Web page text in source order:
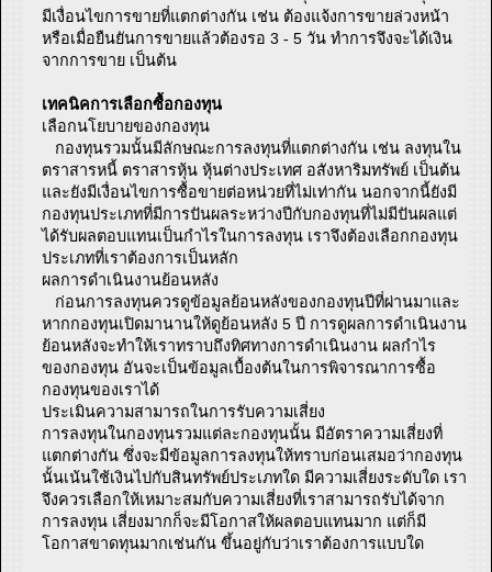
มีเงื่อนไขการขายที่แตกต่างกัน เช่น ต้องแจ้งการขายล่วงหน้า
หรือเมื่อยืนยันการขายแล้วต้องรอ 3 - 5 วัน ทำการจึงจะได้เงิน
จากการขาย เป็นต้น
เทคนิคการเลือกซื้อกองทุน
เลือกนโยบายของกองทุน
กองทุนรวมนั้นมีลักษณะการลงทุนที่แตกต่างกัน เช่น ลงทุนใน
ตราสารหนี้ ตราสารหุ้น หุ้นต่างประเทศ อสังหาริมทรัพย์ เป็นต้น
และยังมีเงื่อนไขการซื้อขายต่อหน่วยที่ไม่เท่ากัน นอกจากนี้ยังมี
กองทุนประเภทที่มีการปันผลระหว่างปีกับกองทุนที่ไม่มีปันผลแต่
ได้รับผลตอบแทนเป็นกำไรในการลงทุน เราจึงต้องเลือกกองทุน
ประเภทที่เราต้องการเป็นหลัก
ผลการดำเนินงานย้อนหลัง
ก่อนการลงทุนควรดูข้อมูลย้อนหลังของกองทุนปีที่ผ่านมาและ
หากกองทุนเปิดมานานให้ดูย้อนหลัง 5 ปี การดูผลการดำเนินงาน
ย้อนหลังจะทำให้เราทราบถึงทิศทางการดำเนินงาน ผลกำไร
ของกองทุน อันจะเป็นข้อมูลเบื้องต้นในการพิจารณาการซื้อ
กองทุนของเราได้
ประเมินความสามารถในการรับความเสี่ยง
การลงทุนในกองทุนรวมแต่ละกองทุนนั้น มีอัตราความเสี่ยงที่
แตกต่างกัน ซึ่งจะมีข้อมูลการลงทุนให้ทราบก่อนเสมอว่ากองทุน
นั้นเน้นใช้เงินไปกับสินทรัพย์ประเภทใด มีความเสี่ยงระดับใด เรา
จึงควรเลือกให้เหมาะสมกับความเสี่ยงที่เราสามารถรับได้จาก
การลงทุน เสี่ยงมากก็จะมีโอกาสให้ผลตอบแทนมาก แต่ก็มี
โอกาสขาดทุนมากเช่นกัน ขึ้นอยู่กับว่าเราต้องการแบบใด